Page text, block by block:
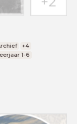
+4
1-6